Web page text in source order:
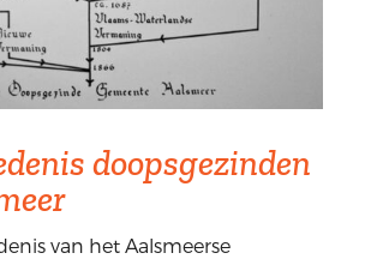
doopsgezinden
van het Aalsmeerse